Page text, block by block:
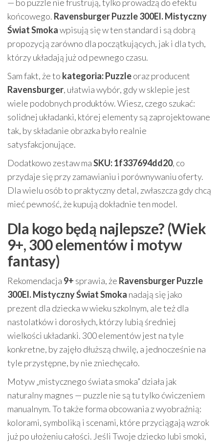
— bo puzzle nie frustrują, tylko prowadzą do efektu
końcowego. Ravensburger Puzzle 300El. Mistyczny
Świat Smokawpisują się w ten standard i są dobrą
propozycją zarówno dla początkujących, jak i dla tych,
którzy układają już od pewnego czasu.
Sam fakt, że to kategoria: Puzzleoraz producent
Ravensburger, ułatwia wybór, gdy w sklepie jest
wiele podobnych produktów. Wiesz, czego szukać:
solidnej układanki, której elementy są zaprojektowane
tak, by składanie obrazka było realnie
satysfakcjonujące.
Dodatkowo zestaw maSKU: 1f337694dd20, co
przydaje się przy zamawianiu i porównywaniu oferty.
Dla wielu osób to praktyczny detal, zwłaszcza gdy chcą
mieć pewność, że kupują dokładnie ten model.
Dla kogo będą najlepsze? (Wiek
9+, 300 elementów i motyw
fantasy)
Rekomendacja 9+ sprawia, że Ravensburger Puzzle
300El. Mistyczny Świat Smoka nadają się jako
prezent dla dziecka w wieku szkolnym, ale też dla
nastolatków i dorosłych, którzy lubią średniej
wielkości układanki. 300 elementów jest na tyle
konkretne, by zajęło dłuższą chwilę, a jednocześnie na
tyle przystępne, by nie zniechęcało.
Motyw „mistycznego świata smoka” działa jak
naturalny magnes — puzzle nie są tu tylko ćwiczeniem
manualnym. To także forma obcowania z wyobraźnią:
kolorami, symboliką i scenami, które przyciągają wzrok
już po ułożeniu całości. Jeśli Twoje dziecko lubi smoki,